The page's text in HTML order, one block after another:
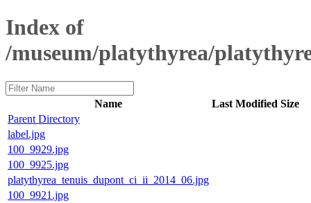
Index of
/museum/platythyrea/
Name Last Modified Size
Parent Directory
label.jpg
100_9929.jpg
100_9925.jpg
platythyrea_tenuis_dupont_ci_ii_2014_06.jpg
100_9921.jpg